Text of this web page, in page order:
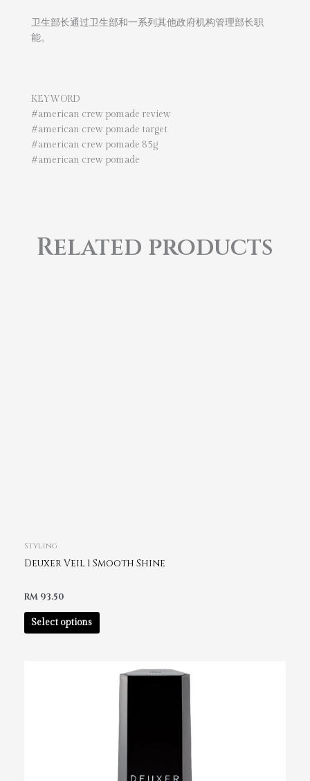
卫生部长通过卫生部和一系列其他政府机构管理部长职
能。
KEYWORD
#american crew pomade review
#american crew pomade target
#american crew pomade 85g
#american crew pomade
Related products
Styling
Deuxer Veil 1 Smooth Shine
RM 93.50
Select options